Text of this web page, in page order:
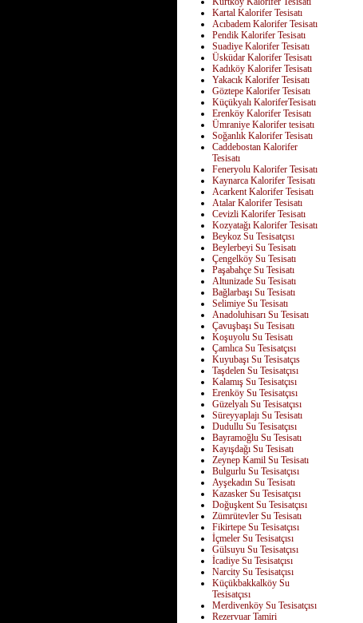
Kartal Kalorifer Tesisatı
Acıbadem Kalorifer Tesisatı
Pendik Kalorifer Tesisatı
Suadiye Kalorifer Tesisatı
Üsküdar Kalorifer Tesisatı
Kadıköy Kalorifer Tesisatı
Yakacık Kalorifer Tesisatı
Göztepe Kalorifer Tesisatı
Küçükyalı KaloriferTesisatı
Erenköy Kalorifer Tesisatı
Ümraniye Kalorifer tesisatı
Soğanlık Kalorifer Tesisatı
Caddebostan Kalorifer
Tesisatı
Feneryolu Kalorifer Tesisatı
Kaynarca Kalorifer Tesisatı
Acarkent Kalorifer Tesisatı
Atalar Kalorifer Tesisatı
Cevizli Kalorifer Tesisatı
Kozyatağı Kalorifer Tesisatı
Beykoz Su Tesisatçısı
Beylerbeyi Su Tesisatı
Çengelköy Su Tesisatı
Paşabahçe Su Tesisatı
Altunizade Su Tesisatı
Bağlarbaşı Su Tesisatı
Selimiye Su Tesisatı
Anadoluhisarı Su Tesisatı
Çavuşbaşı Su Tesisatı
Koşuyolu Su Tesisatı
Çamlıca Su Tesisatçısı
Kuyubaşı Su Tesisatçıs
Taşdelen Su Tesisatçısı
Kalamış Su Tesisatçısı
Erenköy Su Tesisatçısı
Güzelyalı Su Tesisatçısı
Süreyyaplajı Su Tesisatı
Dudullu Su Tesisatçısı
Bayramoğlu Su Tesisatı
Kayışdağı Su Tesisatı
Zeynep Kamil Su Tesisatı
Bulgurlu Su Tesisatçısı
Ayşekadın Su Tesisatı
Kazasker Su Tesisatçısı
Doğuşkent Su Tesisatçısı
Zümrütevler Su Tesisatı
Fikirtepe Su Tesisatçısı
İçmeler Su Tesisatçısı
Gülsuyu Su Tesisatçısı
İcadiye Su Tesisatçısı
Narcity Su Tesisatçısı
Küçükbakkalköy Su
Tesisatçısı
Merdivenköy Su Tesisatçısı
Rezervuar Tamiri